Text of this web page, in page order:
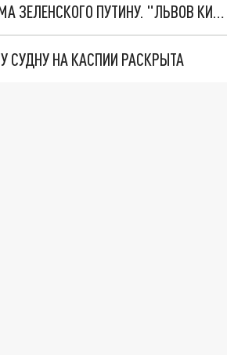
НОВОЕ МАСШТАБНЕЙШЕЕ НАСТУПЛЕНИЕ. ТРИ УЛЬТИМАТУМА ЗЕЛЕНСКОГО ПУТИНУ. "ЛЬВОВ КИМА" ПОСТАВЯТ НА ПВО? ГЛОБАЛЬНЫЙ ПРОРЫВ ПОД ЗАПОРОЖЬЕМ
СУДНУ НА КАСПИИ РАСКРЫТА